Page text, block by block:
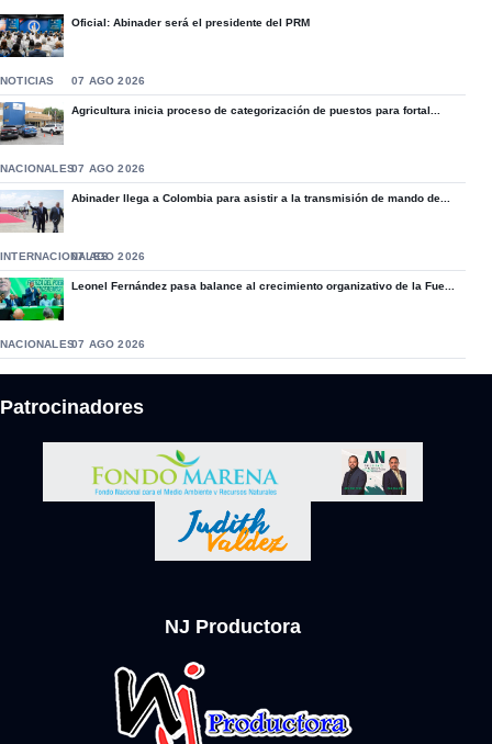
Oficial: Abinader será el presidente del PRM
NOTICIAS 07 AGO 2026
Agricultura inicia proceso de categorización de puestos para fortal...
NACIONALES07 AGO 2026
Abinader llega a Colombia para asistir a la transmisión de mando de...
INTERNACIONALES07 AGO 2026
Leonel Fernández pasa balance al crecimiento organizativo de la Fue...
NACIONALES07 AGO 2026
Patrocinadores
NJ Productora